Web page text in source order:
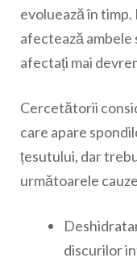
evoluează în
afectează ambele
afectați mai
Cercetătorii
care apare
țesutului, dar
următoarele
discurilor